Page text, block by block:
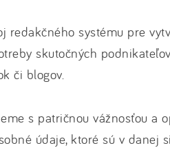
redakčného systému pre
skutočných
či blogov.
s patričnou vážnosťou a
údaje, ktoré sú v danej